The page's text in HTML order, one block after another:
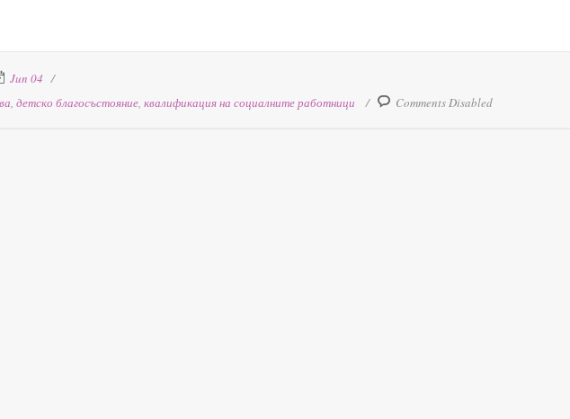
Jun 04
, детско благосъстояние, квалификация на социалните работници Comments Disabled